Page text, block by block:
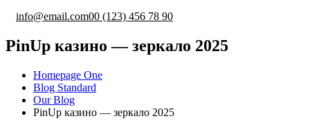
info@email.com00 (123) 456 78 90
PinUp казино — зеркало 2025
Homepage One
Blog Standard
Our Blog
PinUp казино — зеркало 2025